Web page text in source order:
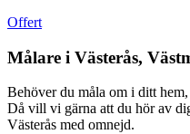
Offert
Målare i Västerås,
Behöver du måla om i ditt
Då vill vi gärna att du hör av
Västerås med omnejd.